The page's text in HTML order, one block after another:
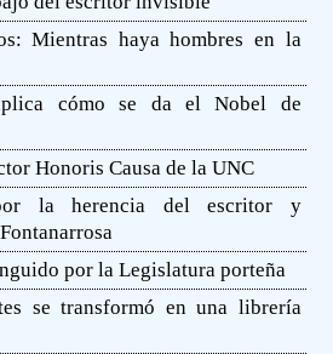
Mientras haya hombres en la
cómo se da el Nobel de
Honoris Causa de la UNC
la herencia del escritor y
por la Legislatura porteña
se transformó en una librería